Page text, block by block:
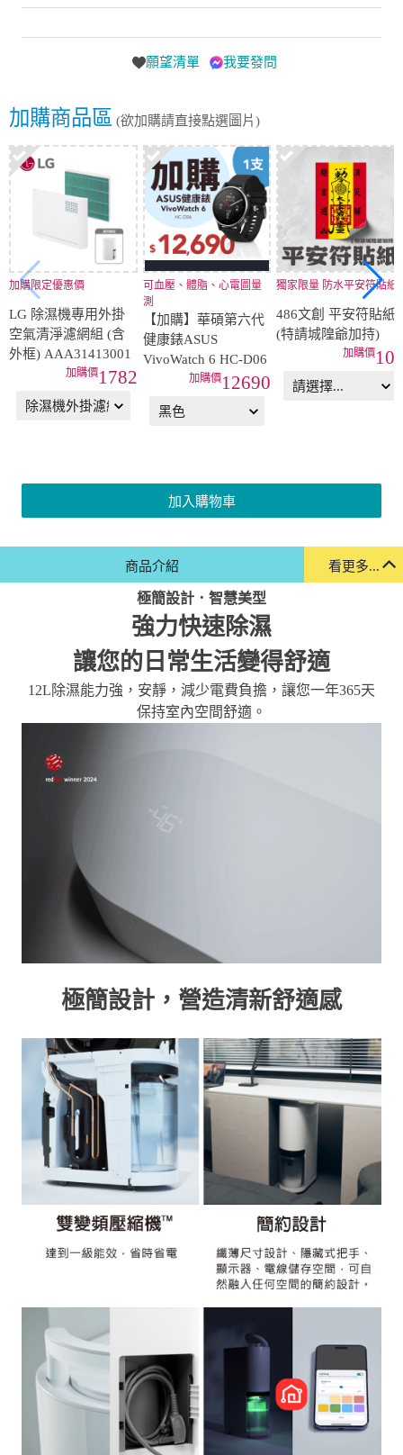
願望清單 我要發問
加購商品區 (欲加購請直接點選圖片)
加購限定優惠價
LG 除濕機專用外掛
空氣清淨濾網組 (含
外框) AAA31413001
1782
可血壓、體脂、心電圖量
測
【加購】華碩第六代
健康錶ASUS
VivoWatch 6 HC-D06
12690
獨家限量 防水平安符貼紙
486文創 平安符貼紙
(特請城隍爺加持)
加入購物車
看更多...
商品介紹
極簡設計．智慧美型
強力快速除濕
讓您的日常生活變得舒適
12L除濕能力強，安靜，減少電費負擔，讓您一年365天
保持室內空間舒適。
極簡設計，營造清新舒適感